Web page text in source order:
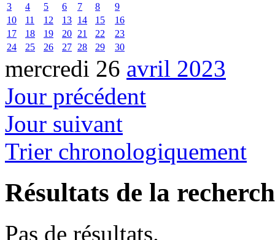
3
4 5 6 7 8
9
10
11 12 13 14 15
16
17
18 19 20 21 22
23
24
25 26 27 28 29 30
mercredi 26 avril 2023
Jour précédent
Jour suivant
Trier chronologiquement
Résultats de la
Pas de résultats.